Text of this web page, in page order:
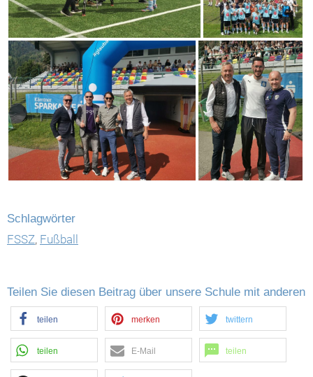
Schlagwörter
FSSZ, Fußball
Teilen Sie diesen Beitrag über unsere Schule mit anderen
teilen merken twittern
teilen E-Mail teilen